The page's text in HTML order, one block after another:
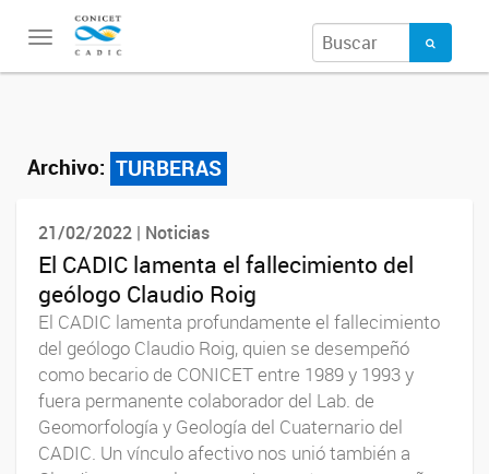
Toggle
Archivo: TURBERAS
21/02/2022 | Noticias
El CADIC lamenta el fallecimiento del
geólogo Claudio Roig
El CADIC lamenta profundamente el fallecimiento
del geólogo Claudio Roig, quien se desempeñó
como becario de CONICET entre 1989 y 1993 y
fuera permanente colaborador del Lab. de
Geomorfología y Geología del Cuaternario del
CADIC. Un vínculo afectivo nos unió también a